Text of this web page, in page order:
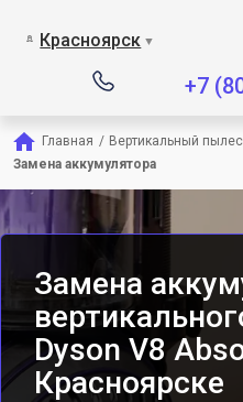
Красноярск ▼
+7
Главная / Вертикальный
Замена аккумулятора
Замена
Dyson V8
Красноярске